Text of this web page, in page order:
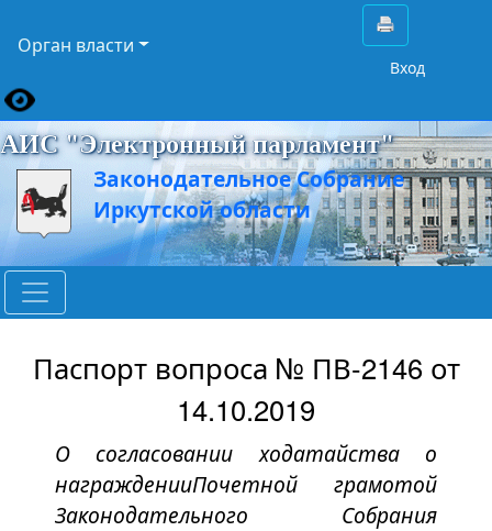
Орган власти
Вход
АИС "Электронный парламент"
Законодательное Собрание
Иркутской области
Паспорт вопроса № ПВ-2146 от
14.10.2019
О согласовании ходатайства о
награжденииПочетной грамотой
Законодательного Собрания